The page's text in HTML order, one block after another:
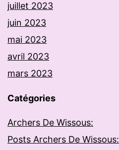
juillet 2023
juin 2023
mai 2023
avril 2023
mars 2023
Catégories
Archers De Wissous:
Posts Archers De Wissous: